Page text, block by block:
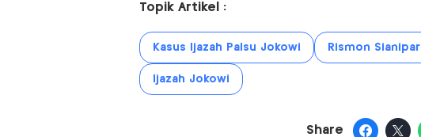
Topik Artikel :
Kasus Ijazah Palsu Jokowi Rismon Sianipar
Ijazah Jokowi
Share